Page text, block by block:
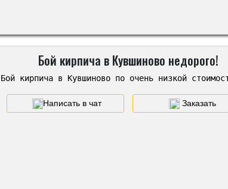
Бой кирпича в Кувшиново недорого!
Бой кирпича в Кувшиново по очень низкой
Написать в чат Заказать